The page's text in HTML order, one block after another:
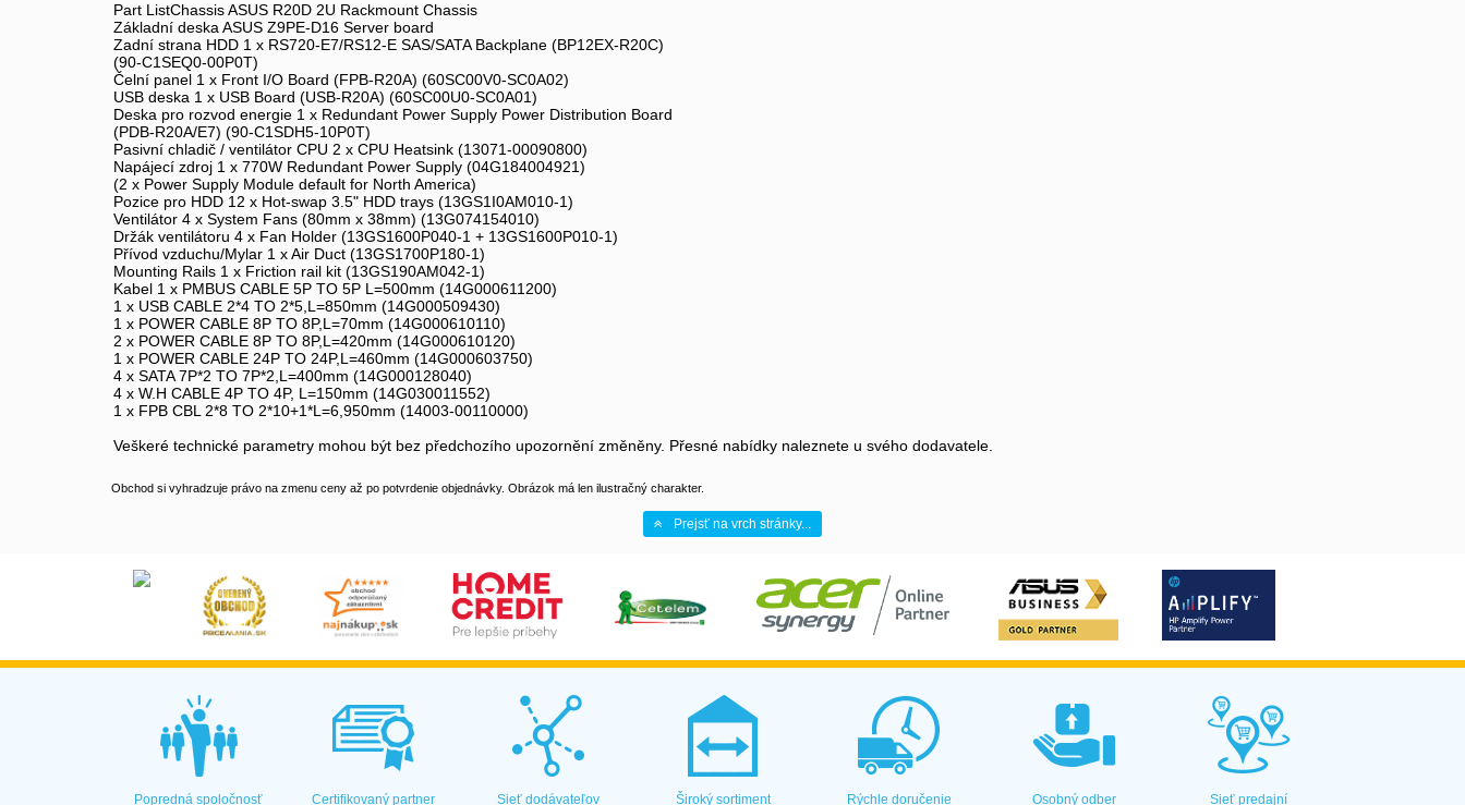
Part ListChassis ASUS R20D 2U Rackmount Chassis
Základní deska ASUS Z9PE-D16 Server board
Zadní strana HDD 1 x RS720-E7/RS12-E SAS/SATA Backplane (BP12EX-R20C)
(90-C1SEQ0-00P0T)
Čelní panel 1 x Front I/O Board (FPB-R20A) (60SC00V0-SC0A02)
USB deska 1 x USB Board (USB-R20A) (60SC00U0-SC0A01)
Deska pro rozvod energie 1 x Redundant Power Supply Power Distribution Board
(PDB-R20A/E7) (90-C1SDH5-10P0T)
Pasivní chladič / ventilátor CPU 2 x CPU Heatsink (13071-00090800)
Napájecí zdroj 1 x 770W Redundant Power Supply (04G184004921)
(2 x Power Supply Module default for North America)
Pozice pro HDD 12 x Hot-swap 3.5" HDD trays (13GS1I0AM010-1)
Ventilátor 4 x System Fans (80mm x 38mm) (13G074154010)
Držák ventilátoru 4 x Fan Holder (13GS1600P040-1 + 13GS1600P010-1)
Přívod vzduchu/Mylar 1 x Air Duct (13GS1700P180-1)
Mounting Rails 1 x Friction rail kit (13GS190AM042-1)
Kabel 1 x PMBUS CABLE 5P TO 5P L=500mm (14G000611200)
1 x USB CABLE 2*4 TO 2*5,L=850mm (14G000509430)
1 x POWER CABLE 8P TO 8P,L=70mm (14G000610110)
2 x POWER CABLE 8P TO 8P,L=420mm (14G000610120)
1 x POWER CABLE 24P TO 24P,L=460mm (14G000603750)
4 x SATA 7P*2 TO 7P*2,L=400mm (14G000128040)
4 x W.H CABLE 4P TO 4P, L=150mm (14G030011552)
1 x FPB CBL 2*8 TO 2*10+1*L=6,950mm (14003-00110000)
Veškeré technické parametry mohou být bez předchozího upozornění změněny. Přesné nabídky naleznete u svého dodavatele.
Obchod si vyhradzuje právo na zmenu ceny až po potvrdenie objednávky. Obrázok má len ilustračný charakter.
Prejsť na vrch stránky...
Popredná spoločnosť Certifikovaný partner Sieť dodávateľov Široký sortiment Rýchle doručenie Osobný odber Sieť predajní